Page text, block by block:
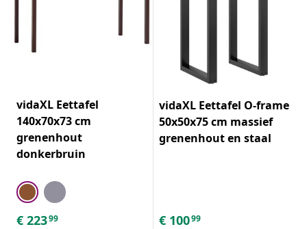
vidaXL Eettafel
140x70x73 cm
grenenhout
donkerbruin
€ 22399
vidaXL Eettafel O-frame
50x50x75 cm massief
grenenhout en staal
€ 10099